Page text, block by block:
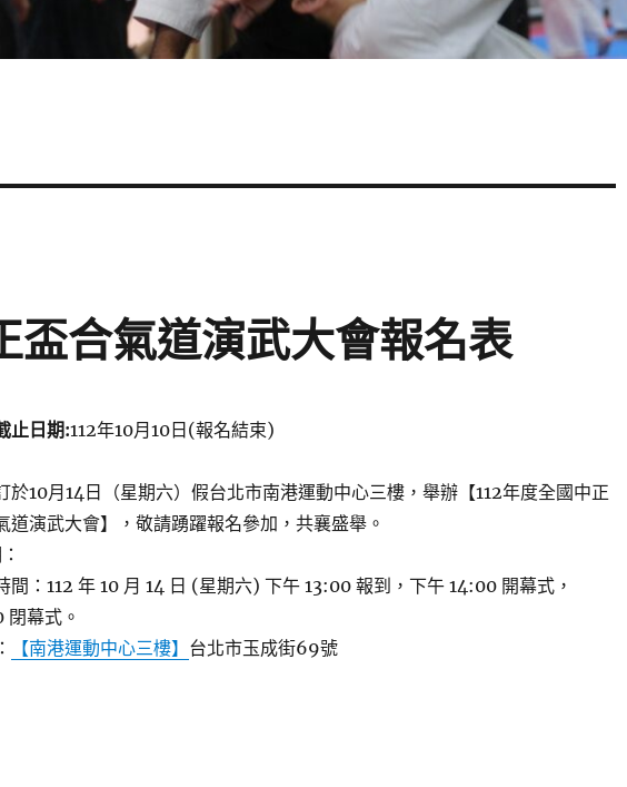
盃合氣道演武大會報名表
止日期:112年10月10日(報名結束)
於10月14日（星期六）假台北市南港運動中心三樓，舉辦【112年度全國中正
道演武大會】，敬請踴躍報名參加，共襄盛舉。
間：112 年 10 月 14 日 (星期六) 下午 13:00 報到，下午 14:00 開幕式，
閉幕式。
【南港運動中心三樓】 台北市玉成街69號